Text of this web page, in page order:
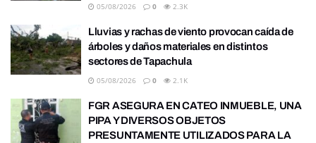
05/08/2026 0 2.3K
Lluvias y rachas de viento provocan caída de
árboles y daños materiales en distintos
sectores de Tapachula
05/08/2026 0 2.1K
FGR ASEGURA EN CATEO INMUEBLE, UNA
PIPA Y DIVERSOS OBJETOS
PRESUNTAMENTE UTILIZADOS PARA LA